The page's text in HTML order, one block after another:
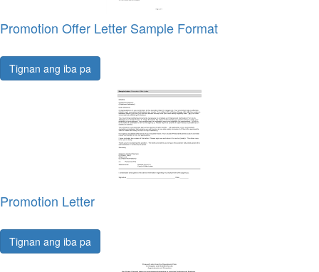
Promotion Offer Letter Sample Format
Tignan ang iba pa
Promotion Letter
Tignan ang iba pa